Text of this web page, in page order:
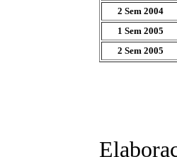
2 Sem 2004
1 Sem 2005
2 Sem 2005